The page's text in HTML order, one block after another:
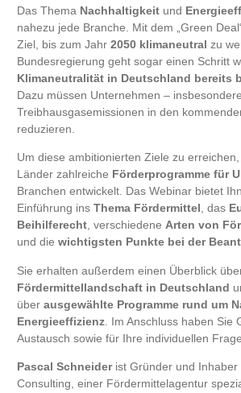
Das Thema Nachhaltigkeit und
nahezu jede Branche. Mit dem „Green
Ziel, bis zum Jahr 2050 klimaneutral zu
Bundesregierung geht sogar einen Schritt
Klimaneutralität in Deutschland bereits
Dazu müssen Unternehmen –
Treibhausgasemissionen in den
reduzieren.​
Um diese ambitionierten Ziele zu
Länder zahlreiche Förderprogramme für
Branchen entwickelt. Das Webinar bietet
Einführung ins Thema Fördermittel, das
Beihilferecht, verschiedene Arten von
und die wichtigsten Punkte bei der
Sie erhalten außerdem einen Überblick
Fördermittellandschaft in Deutschland
über ausgewählte Programme rund um
Energieeffizienz . Im Anschluss haben Sie
Austausch sowie für Ihre individuellen
Pascal Schneiderist Gründer und Inhaber
Consulting, einer Fördermittelagentur